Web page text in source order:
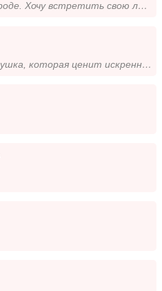
Проживаю в городе. Хочу встретить свою любовь !!!!!
Я скромная девушка, которая ценит искренность и уважение в общении. Мне нравится проводить время с близкими, читать книг...